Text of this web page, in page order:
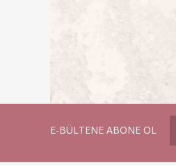
E-BÜLTENE ABONE OL